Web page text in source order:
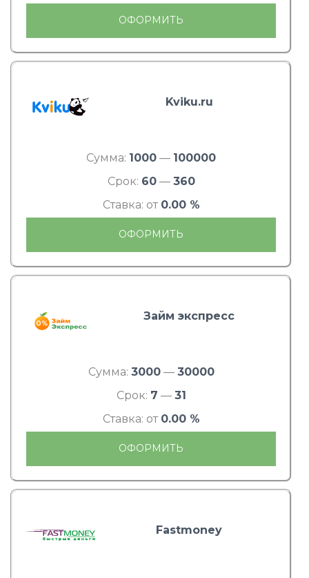
ОФОРМИТЬ
Kviku.ru
Сумма: 1000 — 100000
Срок: 60— 360
Ставка: от 0.00 %
ОФОРМИТЬ
Займ экспресс
Сумма: 3000— 30000
Срок: 7 — 31
Ставка: от 0.00 %
ОФОРМИТЬ
Fastmoney